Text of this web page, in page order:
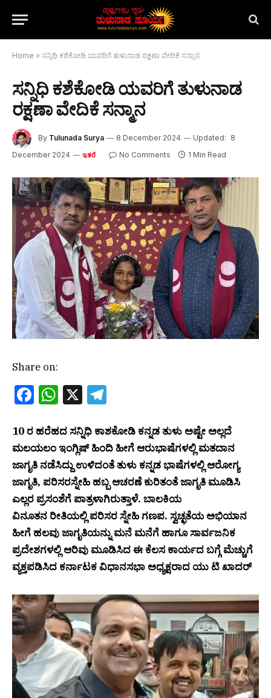
Home » ಸನ್ನಿಧಿ ಕಶೆಕೋಡಿ ಯವರಿಗೆ ತುಳುನಾಡ ರಕ್ಷಣಾ ವೇದಿಕೆ ಸನ್ಮಾನ
ಸನ್ನಿಧಿ ಕಶೆಕೋಡಿ ಯವರಿಗೆ ತುಳುನಾಡ
ರಕ್ಷಣಾ ವೇದಿಕೆ ಸನ್ಮಾನ
By Tulunada Surya 8 December 2024 Updated: 8
December 2024
ಇತರೆ No Comments 1 Min Read
Share on:
Facebook
WhatsApp
X
10 ರ ಹರೆಹದ ಸನ್ನಿಧಿ ಕಾಶಕೋಡಿ ಕನ್ನಡ ತುಳು ಅಷ್ಟೇ ಅಲ್ಲದೆ
ಮಲಯಲಂ ಇಂಗ್ಲಿಷ್ ಹಿಂದಿ ಹೀಗೆ ಆರುಭಾಷೆಗಳಲ್ಲಿ ಮತದಾನ
ಜಾಗೃತಿ ನಡೆಸಿದ್ದು ಉಳಿದಂತೆ ತುಳು ಕನ್ನಡ ಭಾಷೆಗಳಲ್ಲಿ ಆರೋಗ್ಯ
ಜಾಗೃತಿ, ಪರಿಸರಸ್ನೇಹಿ ಹಬ್ಬ ಆಚರಣೆ ಕುರಿತಂತೆ ಜಾಗೃತಿ ಮೂಡಿಸಿ
ಎಲ್ಲರ ಪ್ರಸಂಶೆಗೆ ಪಾತ್ರಳಾಗಿರುತ್ತಾಳೆ. ಬಾಲಕಿಯ
ವಿನೂತನ ರೀತಿಯಲ್ಲಿ ಪರಿಸರ ಸ್ನೇಹಿ ಗಣಪ. ಸ್ವಚ್ಛತೆಯ ಅಭಿಯಾನ
ಹೀಗೆ ಹಲವು ಜಾಗೃತಿಯನ್ನು ಮನೆ ಮನೆಗೆ ಹಾಗೂ ಸಾರ್ವಜನಿಕ
ಪ್ರದೇಶಗಳಲ್ಲಿ ಆರಿವು ಮೂಡಿಸಿದ ಈ ಕೆಲಸ ಕಾರ್ಯದ ಬಗ್ಗೆ ಮೆಚ್ಚುಗೆ
ವ್ಯಕ್ತಪಡಿಸಿದ ಕರ್ನಾಟಕ ವಿಧಾನಸಭಾ ಅಧ್ಯಕ್ಷರಾದ ಯು ಟಿ ಖಾದರ್